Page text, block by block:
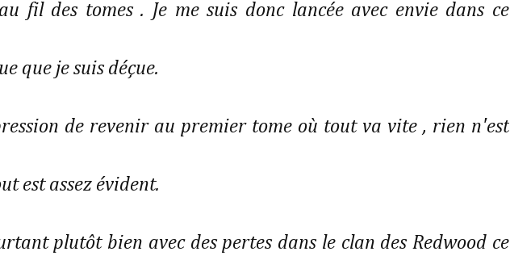
fil des tomes . Je me suis donc lancée avec envie dans ce
que je suis déçue.
de revenir au premier tome où tout va vite , rien n'est
est assez évident.
plutôt bien avec des pertes dans le clan des Redwood ce